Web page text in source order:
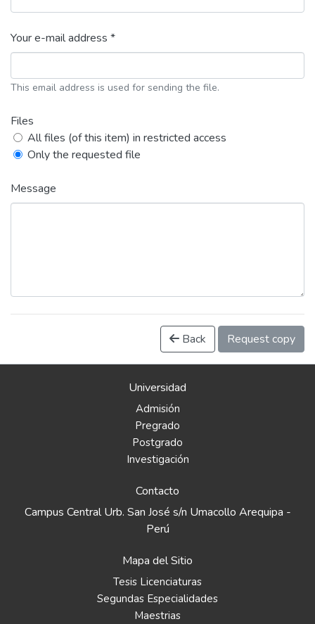
Your e-mail address *
This email address is used for sending the file.
Files
All files (of this item) in restricted access
Only the requested file
Message
Back Request copy
Universidad
Admisión
Pregrado
Postgrado
Investigación
Contacto
Campus Central Urb. San José s/n Umacollo Arequipa -
Perú
Mapa del Sitio
Tesis Licenciaturas
Segundas Especialidades
Maestrias